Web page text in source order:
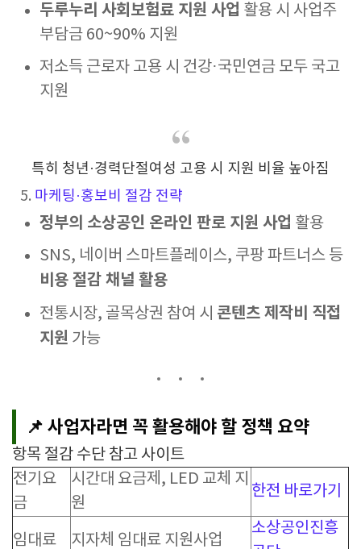
두루누리 사회보험료 지원 사업 활용 시 사업주
부담금 60~90% 지원
저소득 근로자 고용 시 건강·국민연금 모두 국고
지원
특히 청년·경력단절여성 고용 시 지원 비율 높아짐
5. 마케팅·홍보비 절감 전략
정부의 소상공인 온라인 판로 지원 사업 활용
SNS, 네이버 스마트플레이스, 쿠팡 파트너스 등
비용 절감 채널 활용
전통시장, 골목상권 참여 시 콘텐츠 제작비 직접
지원 가능
📌 사업자라면 꼭 활용해야 할 정책 요약
항목 절감 수단 참고 사이트
전기요
금
시간대 요금제, LED 교체 지
원
한전 바로가기
임대료 지자체 임대료 지원사업
소상공인진흥